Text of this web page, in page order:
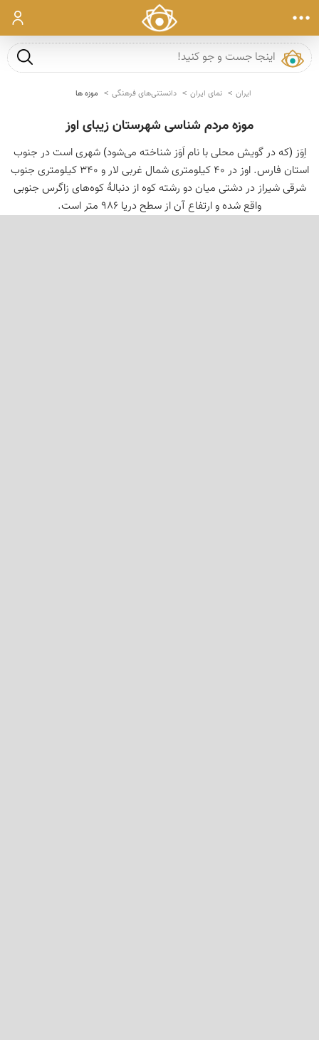
ورود
جست و
ایران نمای ایران دانستنی‌های فرهنگی موزه ها
موزه مردم شناسی شهرستان زیبای اوز
اِوَز (که در گویش محلی با نام اَوَز شناخته می‌شود) شهری است در جنوب
استان فارس. اوز در ۴۰ کیلومتری شمال غربی لار و ۳۴۰ کیلومتری جنوب
شرقی شیراز در دشتی میان دو رشته کوه از دنبالهٔ کوه‌های زاگرس جنوبی
واقع شده و ارتفاع آن از سطح دریا ۹۸۶ متر است.